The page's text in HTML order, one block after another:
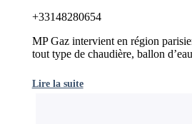
+33148280654
MP Gaz intervient en région
tout type de chaudière, ballon
Lire la suite